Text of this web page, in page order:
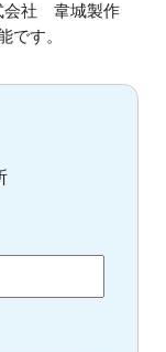
会社 韋城製作
です。